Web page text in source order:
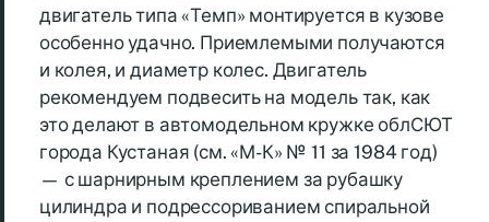
двигатель типа «Темп» монтируется в кузове
особенно удачно. Приемлемыми получаются
и колея, и диаметр колес. Двигатель
рекомендуем подвесить на модель так, как
это делают в автомодельном кружке облСЮТ
города Кустаная (см. «М-К» № 11 за 1984 год)
— с шарнирным креплением за рубашку
цилиндра и подрессориванием спиральной